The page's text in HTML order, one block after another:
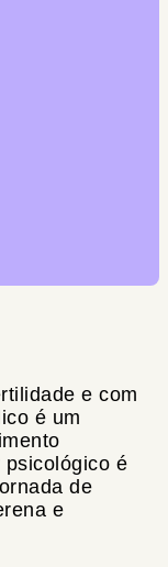
e com
é um
psicológico é
de
e